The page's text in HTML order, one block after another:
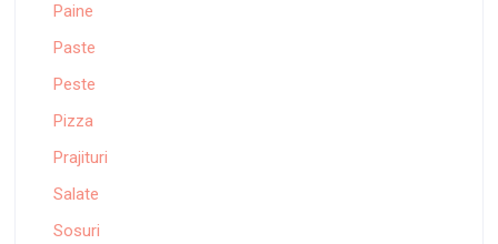
Paine
Paste
Peste
Pizza
Prajituri
Salate
Sosuri